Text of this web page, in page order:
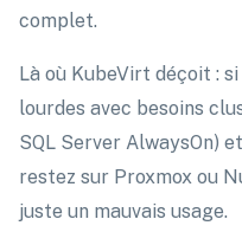
complet.
Là où KubeVirt déçoit :
lourdes avec besoins
SQL Server AlwaysOn)
restez sur Proxmox ou
juste un mauvais usage.